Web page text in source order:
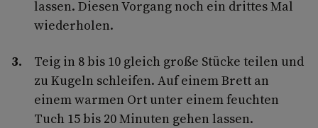
lassen. Diesen Vorgang noch ein drittes Mal
wiederholen.
Teig in 8 bis 10 gleich große Stücke teilen und
zu Kugeln schleifen. Auf einem Brett an
einem warmen Ort unter einem feuchten
Tuch 15 bis 20 Minuten gehen lassen.